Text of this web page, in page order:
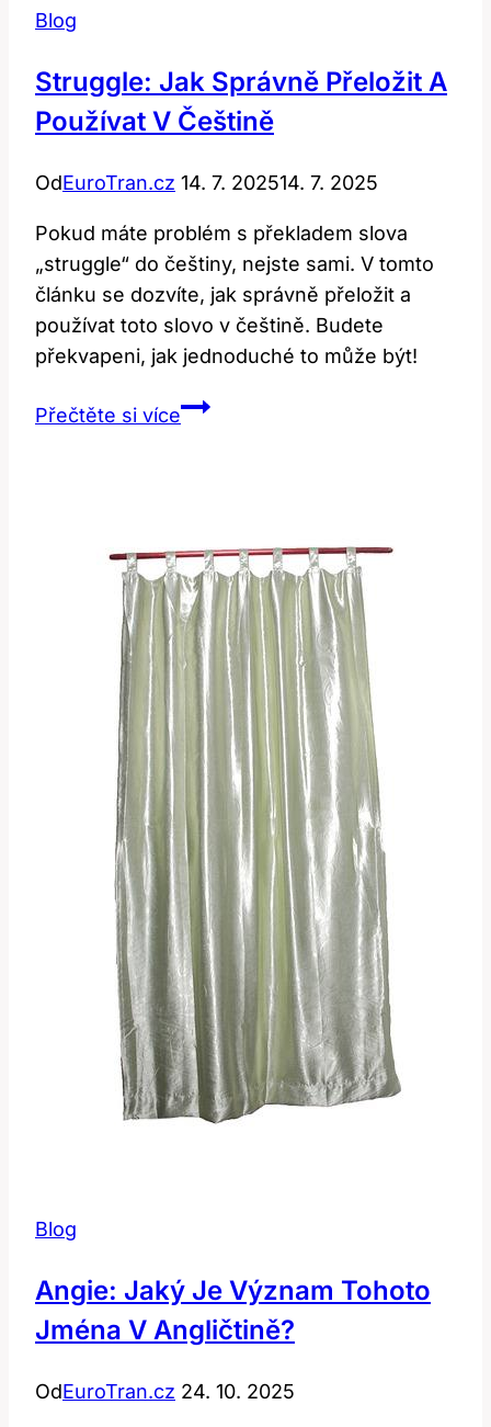
Blog
Struggle: Jak Správně Přeložit A
Používat V Češtině
OdEuroTran.cz 14. 7. 202514. 7. 2025
Pokud máte problém s překladem slova
„struggle“ do češtiny, nejste sami. V tomto
článku se dozvíte, jak správně přeložit a
používat toto slovo v češtině. Budete
překvapeni, jak jednoduché to může být!
Přečtěte si víceStruggle:
Používat
v
Češtině
Blog
Angie: Jaký Je Význam Tohoto
Jména V Angličtině?
OdEuroTran.cz 24. 10. 2025